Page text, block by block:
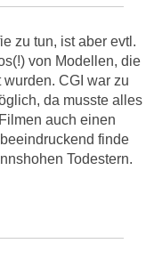
zu tun, ist aber evtl.
von Modellen, die
wurden. CGI war zu
da musste alles
auch einen
finde
Todestern.